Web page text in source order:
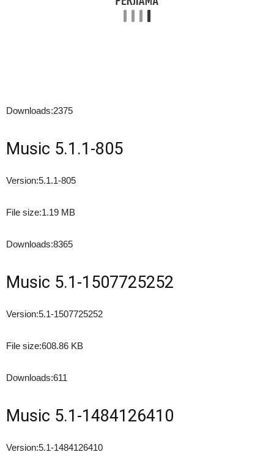
Downloads:2375
Music 5.1.1-805
Version:5.1.1-805
File size:1.19 MB
Downloads:8365
Music 5.1-1507725252
Version:5.1-1507725252
File size:608.86 KB
Downloads:611
Music 5.1-1484126410
Version:5.1-1484126410